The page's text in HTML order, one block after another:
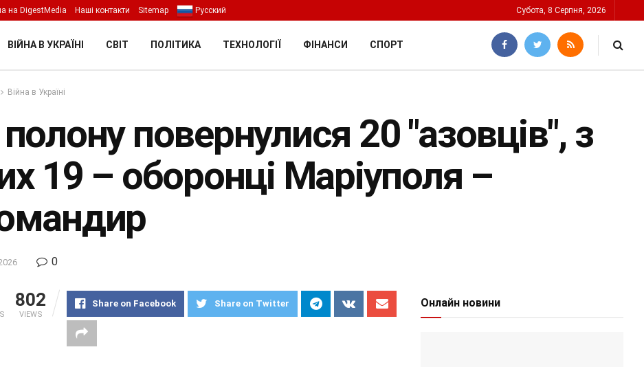
на DigestMedia Наші контакти Sitemap Русский Субота, 8 Серпня, 2026
ВІЙНА В УКРАЇНІ СВІТ ПОЛІТИКА ТЕХНОЛОГІЇ ФІНАНСИ СПОРТ
Війна в Україні
повернулися 20 "азовців", з
19 – оборонці Маріуполя –
0
802
VIEWS
Share on Facebook Share on Twitter Онлайн новини